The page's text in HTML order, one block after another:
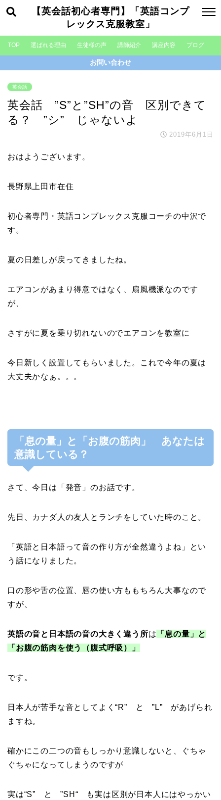
【英会話初心者専門】「英語コンプ
レックス克服教室」
TOP 選ばれる理由 生徒様の声 講師紹介 講座内容 ブログ
お問い合わせ
英会話
英会話 ”S”と”SH”の音 区別できて
る？ ”シ” じゃないよ
2019年6月1日
おはようございます。
長野県上田市在住
初心者専門・英語コンプレックス克服コーチの中沢で
す。
夏の日差しが戻ってきましたね。
エアコンがあまり得意ではなく、扇風機派なのです
が、
さすがに夏を乗り切れないのでエアコンを教室に
今日新しく設置してもらいました。これで今年の夏は
大丈夫かなぁ。。。
「息の量」と「お腹の筋肉」 あなたは
意識している？
さて、今日は「発音」のお話です。
先日、カナダ人の友人とランチをしていた時のこと。
「英語と日本語って音の作り方が全然違うよね」とい
う話になりました。
口の形や舌の位置、唇の使い方ももちろん大事なので
すが、
英語の音と日本語の音の大きく違う所は 「息の量」と
「お腹の筋肉を使う（腹式呼吸）」
です。
日本人が苦手な音としてよく“R” と ”L” があげられ
ますね。
確かにこの二つの音もしっかり意識しないと、ぐちゃ
ぐちゃになってしまうのですが
実は“S” と ”SH“ も実は区別が日本人にはやっかい